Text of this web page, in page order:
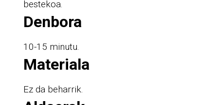
bestekoa.
Denbora
10-15 minutu.
Materiala
Ez da beharrik.